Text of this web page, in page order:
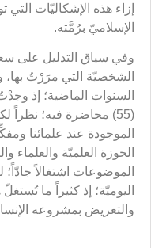
إزاء هذه الإشكاليّات
الإسلاميّ برُمَّته.
وفي سياق التدليل على
الشخصيّة التي مرَرْتُ
السنوات الماضية؛ إذ
(55) محاضرة فيه؛ نظراً
الموجودة عند علمائنا
الحوزة العلميّة والعلماء
الموضوعات اشتغالاً
اليوميّة؛ إذ كثيراً ما
والتعريض بمشروعه